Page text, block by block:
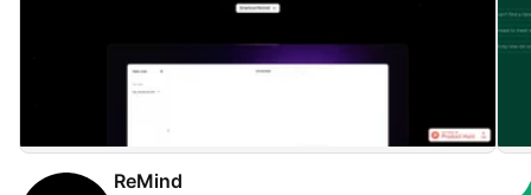
ReMind